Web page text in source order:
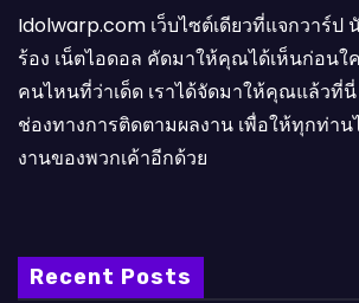
Idolwarp.com เว็บไซต์เดียวที่แจกวาร์ป
ร้อง เน็ตไอดอล คัดมาให้คุณได้เห็นก่อนใ
คนไหนที่ว่าเด็ด เราได้จัดมาให้คุณแล้วที่
ช่องทางการติดตามผลงาน เพื่อให้ทุกท่าน
งานของพวกเค้าอีกด้วย
Recent Posts